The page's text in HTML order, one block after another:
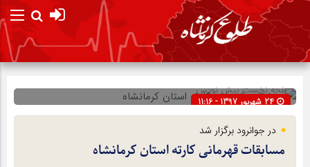
صفحه نخستپیش نویس
24 شهریور 1397 - 11:16
شناسه : 9031
در جوانرود برگزار شد
مسابقات قهرمانی کارته استان کرمانشاه